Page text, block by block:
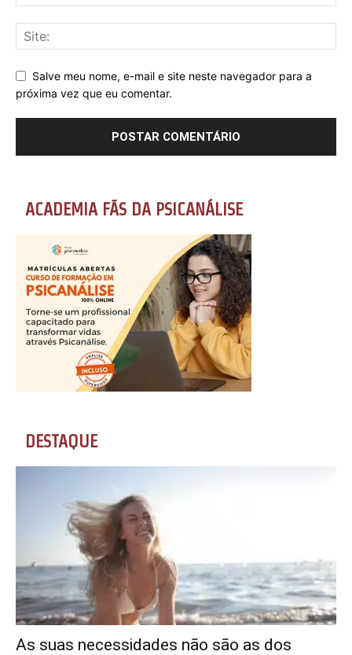
Salve meu nome, e-mail e site neste navegador para a
próxima vez que eu comentar.
ACADEMIA FÃS DA PSICANÁLISE
DESTAQUE
As suas necessidades não são as dos